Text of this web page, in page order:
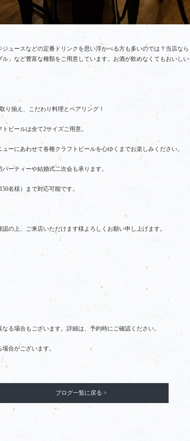
ュースなどの定番ドリンクを思い浮かべる方も多いのでは？当店な
」など豊富な種類をご用意しています。お酒が飲めなくてもおいし
り揃え、こだわり料理とペアリング！
ビールは全て2サイズご用意。
ーにあわせて各種クラフトビールを心ゆくまでお楽しみください。
ーティーや結婚式二次会も承ります。
名様）まで対応可能です。
の上、ご来店いただけます様よろしくお願い申し上げます。
る場合もございます。詳細は、予約時にご確認ください。
合がございます。
ブログ一覧に戻る >